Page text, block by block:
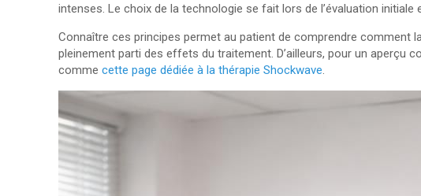
intenses. Le choix de la technologie se fait lors de l’évaluation
Connaître ces principes permet au patient de comprendre comment
pleinement parti des effets du traitement. D’ailleurs, pour un
commecette page dédiée à la thérapie Shockwave.